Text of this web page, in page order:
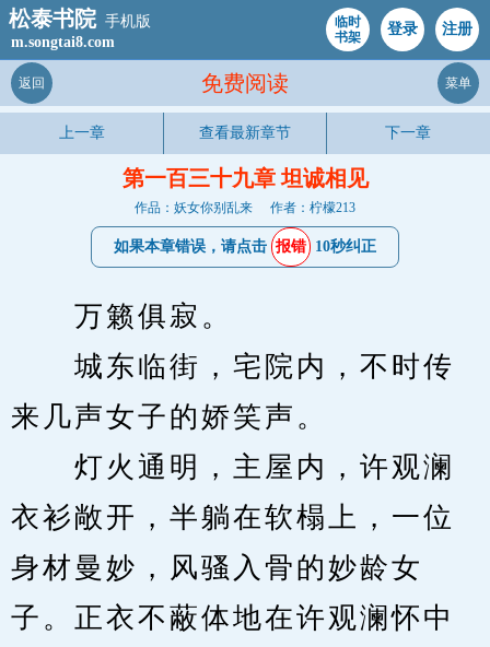
松泰书院 手机版
m.songtai8.com
临时
书架
登录 注册
免费阅读
返回 菜单
上一章 查看最新章节 下一章
第一百三十九章 坦诚相见
作品：妖女你别乱来 作者：柠檬213
如果本章错误，请点击 报错 10秒纠正
万籁俱寂。
城东临街，宅院内，不时传
来几声女子的娇笑声。
灯火通明，主屋内，许观澜
衣衫敞开，半躺在软榻上，一位
身材曼妙，风骚入骨的妙龄女
子。正衣不蔽体地在许观澜怀中